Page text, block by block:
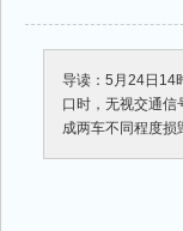
导读：5月24日14
口时，无视交通
成两车不同程度损